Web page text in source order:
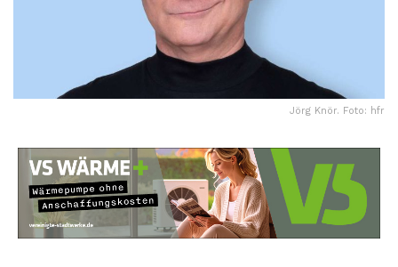
Jörg Knör. Foto: hfr